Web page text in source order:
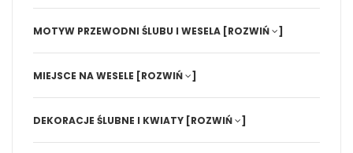
MOTYW PRZEWODNI ŚLUBU I WESELA [ROZWIŃ ]
MIEJSCE NA WESELE [ROZWIŃ ]
DEKORACJE ŚLUBNE I KWIATY [ROZWIŃ ]